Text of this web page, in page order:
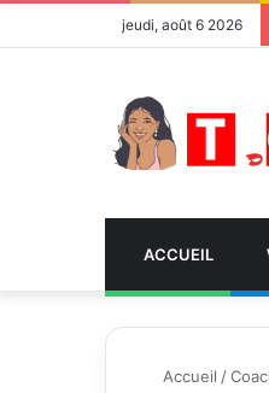
jeudi, août 6 2026
ACCUEIL
Accueil /